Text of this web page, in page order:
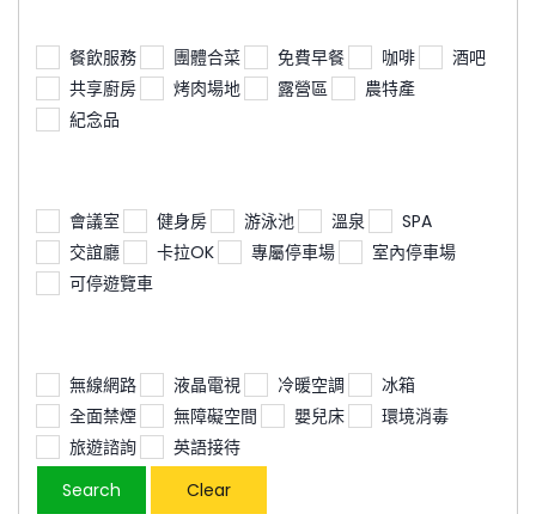
餐飲服務 團體合菜 免費早餐 咖啡
酒吧
共享廚房
烤肉場地 露營區
農特產
紀念品
會議室 健身房 游泳池 溫泉
SPA
交誼廳
卡拉OK 專屬停車場
室內停車場
可停遊覽車
無線網路 液晶電視 冷暖空調
冰箱
全面禁煙
無障礙空間 嬰兒床
環境消毒
旅遊諮詢
英語接待